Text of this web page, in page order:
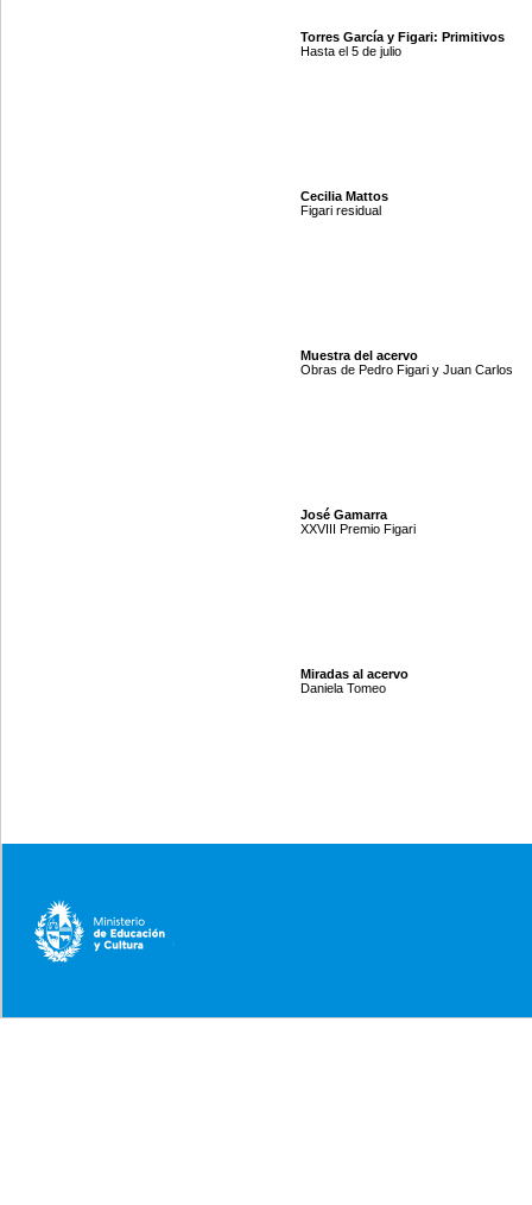
Torres García y Figari: Primitivos
Hasta el 5 de julio
Cecilia Mattos
Figari residual
Muestra del acervo
Obras de Pedro Figari y Juan Carlos
José Gamarra
XXVIII Premio Figari
Miradas al acervo
Daniela Tomeo